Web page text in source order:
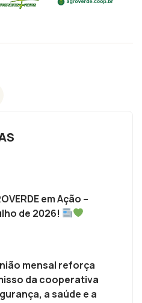
em Ação –
de 2026!
mensal reforça
da cooperativa
a saúde e a